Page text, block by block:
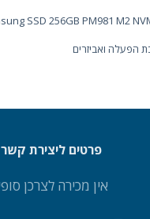
הפעלה ואביזרים
פרטים ליצירת קשר
אין מכירה לצרכן